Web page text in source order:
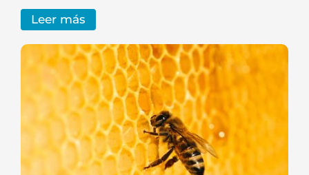
Leer más